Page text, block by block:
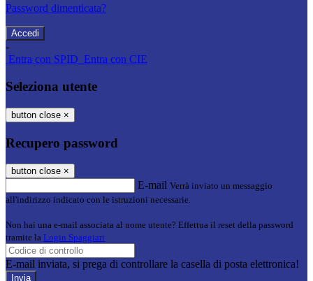
Password dimenticata?
-
Entra con SPID Entra con CIE
Seleziona utente
button close ×
Recupero password
button close ×
E-mail Verrà inviato un messaggio
all'indirizzo indicato con le istruzioni necessarie.
Non hai una e-mail associata al nome utente? Effettua il reset della password
tramite la Login Spaggiari
E-mail inviata, si prega di controllare la casella di posta elettronica!